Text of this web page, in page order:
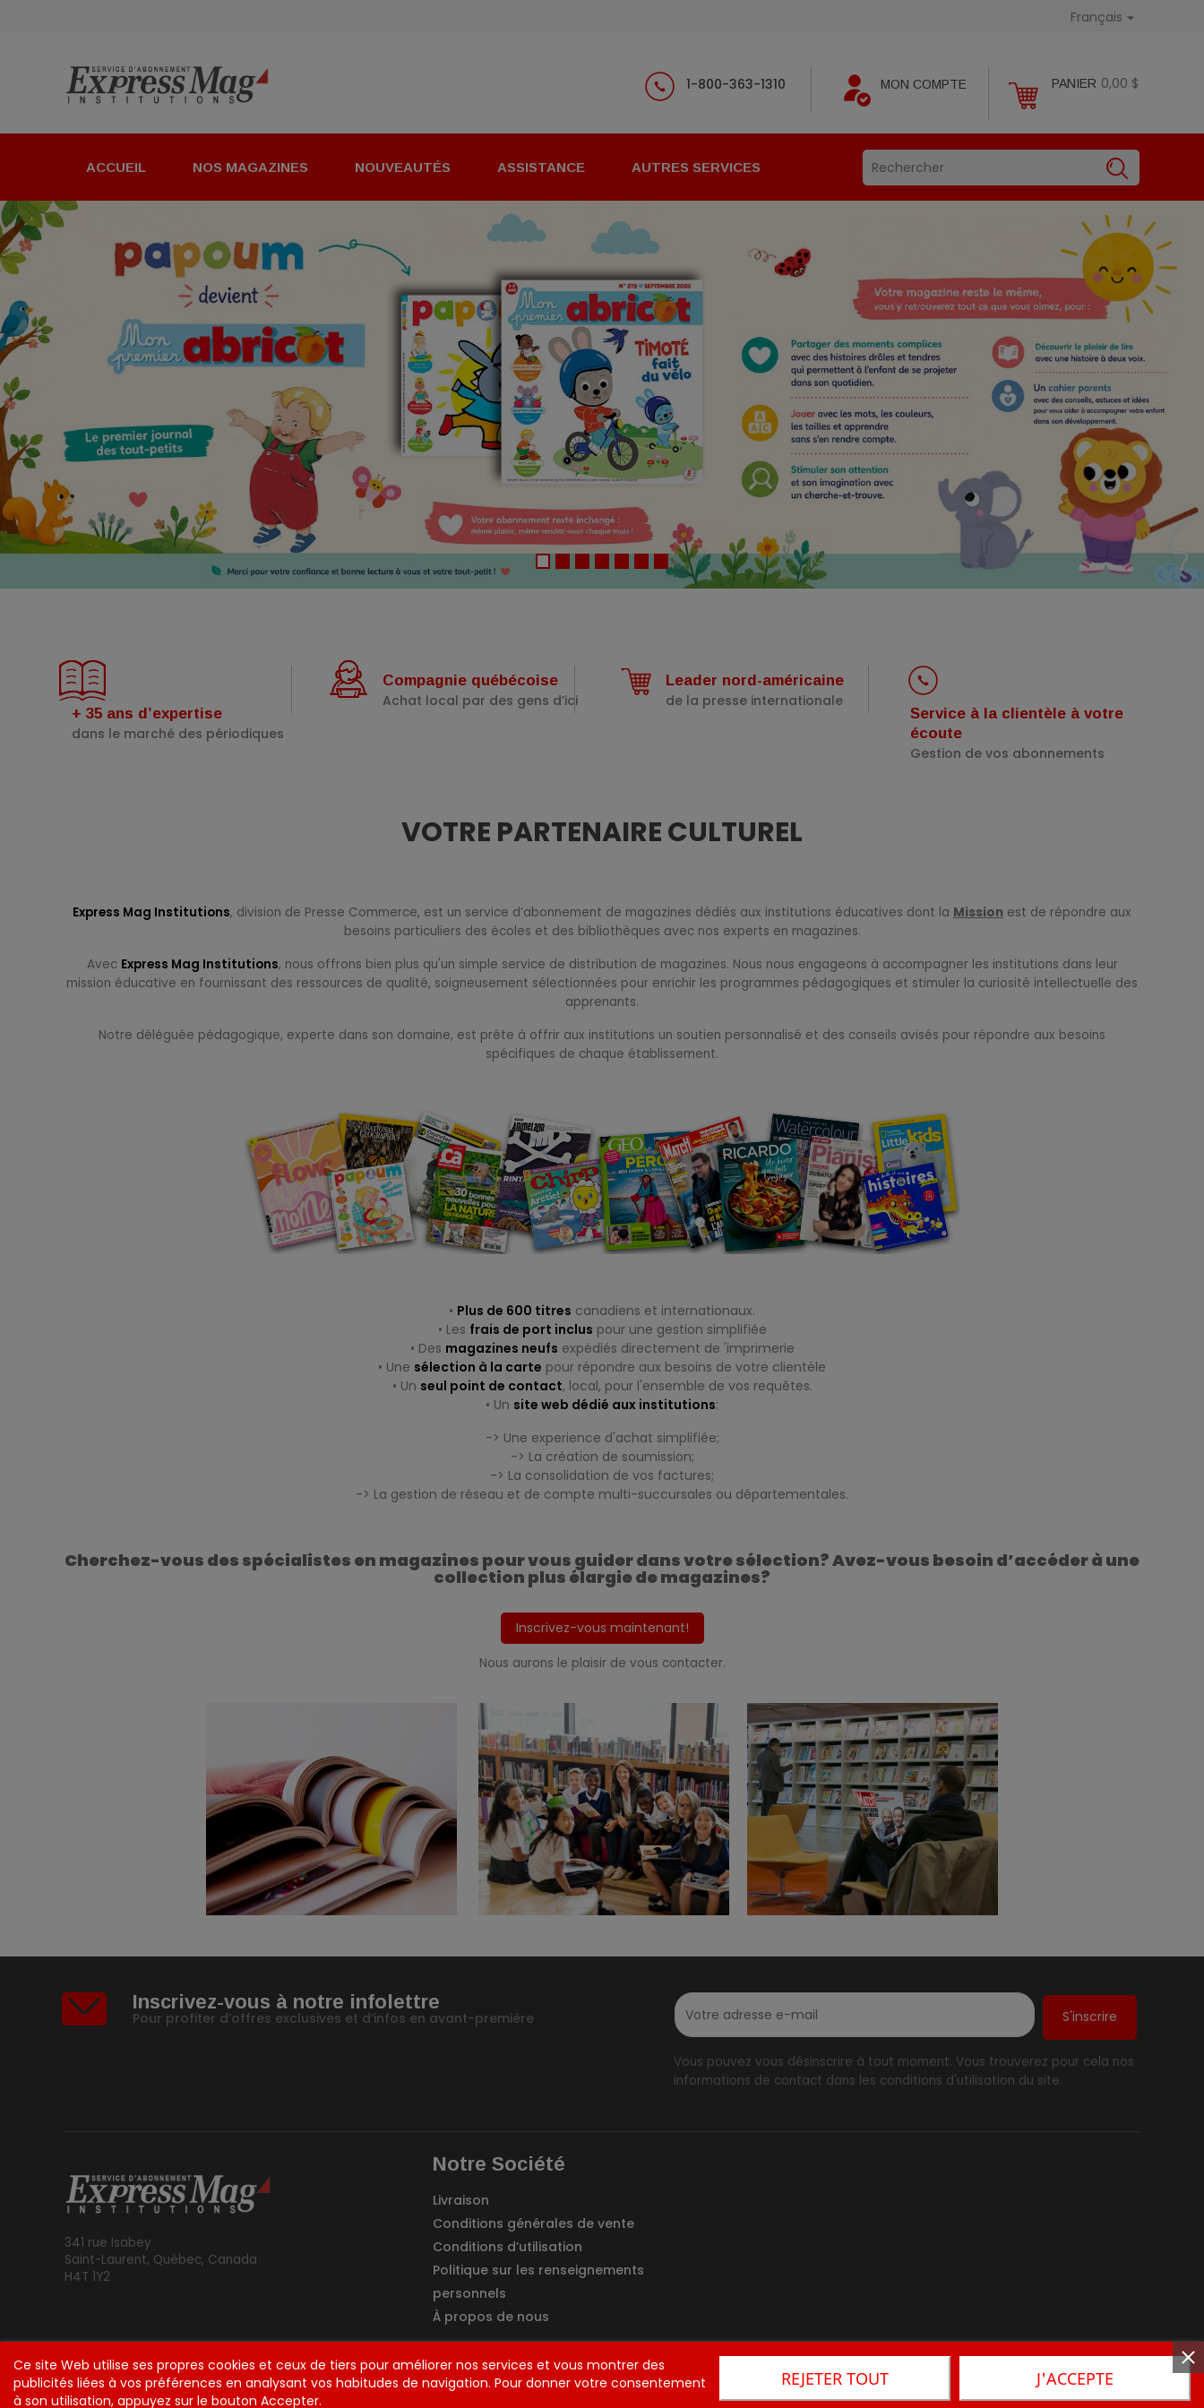
Français 
PANIER 0,00 $
MON COMPTE
1-800-363-1310
ACCUEIL NOS MAGAZINES NOUVEAUTÉS ASSISTANCE AUTRES SERVICES
+ 35 ans d’expertise
dans le marché des périodiques
Compagnie québécoise
Achat local par des gens d’ici
Leader nord-américaine
de la presse internationale
Service à la clientèle à votre
écoute
Gestion de vos abonnements
VOTRE PARTENAIRE CULTUREL
Express Mag Institutions, division de Presse Commerce, est un service d’abonnement de magazines dédiés aux institutions éducatives dont la Mission est de répondre aux
besoins particuliers des écoles et des bibliothèques avec nos experts en magazines.
Avec Express Mag Institutions, nous offrons bien plus qu'un simple service de distribution de magazines. Nous nous engageons à accompagner les institutions dans leur
mission éducative en fournissant des ressources de qualité, soigneusement sélectionnées pour enrichir les programmes pédagogiques et stimuler la curiosité intellectuelle des
apprenants.
Notre déléguée pédagogique, experte dans son domaine, est prête à offrir aux institutions un soutien personnalisé et des conseils avisés pour répondre aux besoins
spécifiques de chaque établissement.
• Plus de 600 titres canadiens et internationaux.
• Les frais de port inclus pour une gestion simplifiée
• Des magazines neufs expédiés directement de 'imprimerie
• Une sélection à la carte pour répondre aux besoins de votre clientèle
• Un seul point de contact, local, pour l'ensemble de vos requêtes.
• Un site web dédié aux institutions:
-> Une experience d'achat simplifiée;
-> La création de soumission;
-> La consolidation de vos factures;
-> La gestion de réseau et de compte multi-succursales ou départementales.
Cherchez-vous des spécialistes en magazines pour vous guider dans votre sélection? Avez-vous besoin d’accéder à une
collection plus élargie de magazines?
Inscrivez-vous maintenant!
Nous aurons le plaisir de vous contacter.
Inscrivez-vous à notre infolettre
Pour profiter d’offres exclusives et d’infos en avant-première
Vous pouvez vous désinscrire à tout moment. Vous trouverez pour cela nos
informations de contact dans les conditions d'utilisation du site.
341 rue Isabey
Saint-Laurent, Québec, Canada
H4T 1Y2
Notre Société
Livraison
Conditions générales de vente
Conditions d’utilisation
Politique sur les renseignements
personnels
À propos de nous
Ce site Web utilise ses propres cookies et ceux de tiers pour améliorer nos services et vous montrer des
publicités liées à vos préférences en analysant vos habitudes de navigation. Pour donner votre consentement
à son utilisation, appuyez sur le bouton Accepter.
REJETER TOUT J'ACCEPTE
FAQ Commandes Et Retours Tarifs Et Politique D'expédition
Contactez-Nous